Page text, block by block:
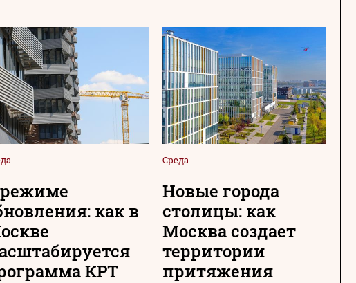
как в
КРТ
Среда
Новые города
столицы: как
Москва создает
территории
притяжения